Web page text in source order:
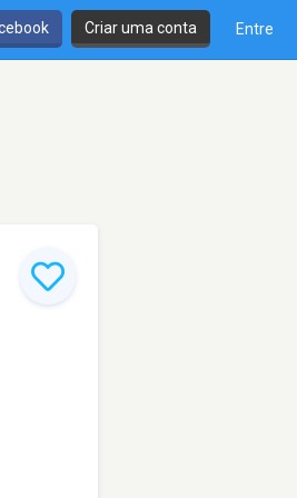
Criar uma conta Entre